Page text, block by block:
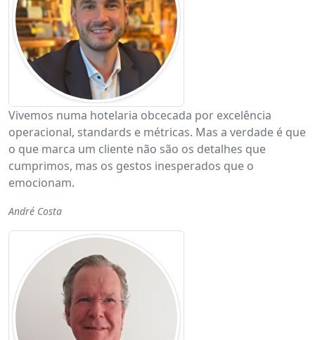
Vivemos numa hotelaria obcecada por excelência
operacional, standards e métricas. Mas a verdade é que
o que marca um cliente não são os detalhes que
cumprimos, mas os gestos inesperados que o
emocionam.
André Costa